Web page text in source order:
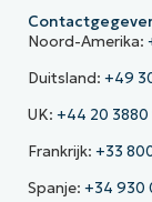
Noord-Amerika:
Duitsland: +49
UK: +44 20 3880
Frankrijk: +33
Spanje: +34 930